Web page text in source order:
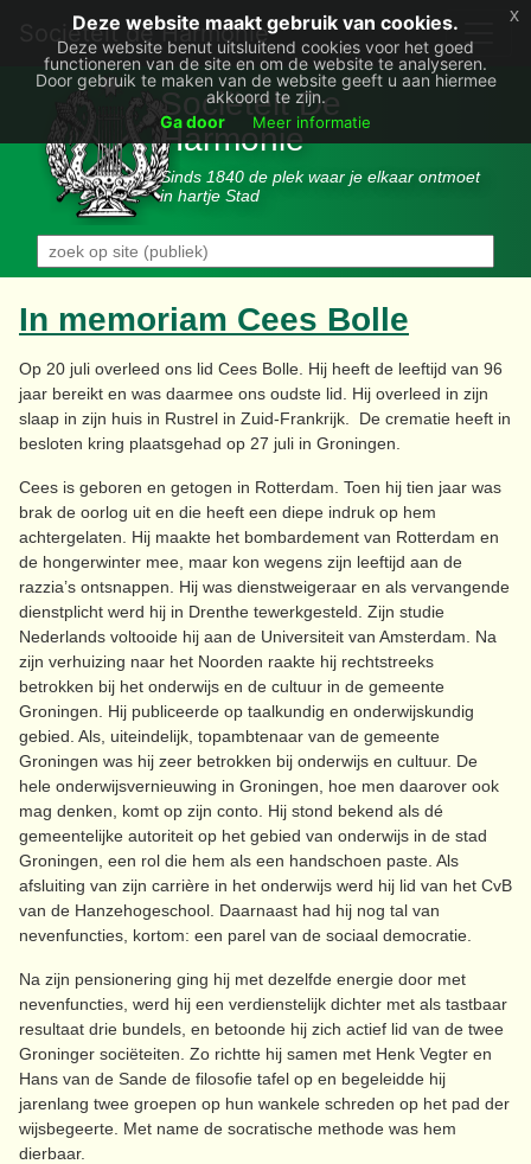
Deze website maakt gebruik van cookies.
Deze website benut uitsluitend cookies voor het goed
functioneren van de site en om de website te analyseren.
Door gebruik te maken van de website geeft u aan hiermee
akkoord te zijn.
Ga door
Meer informatie
x
Societëit de Harmonie
Sociëteit De
Harmonie
Sinds 1840 de plek waar je elkaar ontmoet
in hartje Stad
In memoriam Cees Bolle
Op 20 juli overleed ons lid Cees Bolle. Hij heeft de leeftijd van 96
jaar bereikt en was daarmee ons oudste lid. Hij overleed in zijn
slaap in zijn huis in Rustrel in Zuid-Frankrijk. De crematie heeft in
besloten kring plaatsgehad op 27 juli in Groningen.
Cees is geboren en getogen in Rotterdam. Toen hij tien jaar was
brak de oorlog uit en die heeft een diepe indruk op hem
achtergelaten. Hij maakte het bombardement van Rotterdam en
de hongerwinter mee, maar kon wegens zijn leeftijd aan de
razzia’s ontsnappen. Hij was dienstweigeraar en als vervangende
dienstplicht werd hij in Drenthe tewerkgesteld. Zijn studie
Nederlands voltooide hij aan de Universiteit van Amsterdam. Na
zijn verhuizing naar het Noorden raakte hij rechtstreeks
betrokken bij het onderwijs en de cultuur in de gemeente
Groningen. Hij publiceerde op taalkundig en onderwijskundig
gebied. Als, uiteindelijk, topambtenaar van de gemeente
Groningen was hij zeer betrokken bij onderwijs en cultuur. De
hele onderwijsvernieuwing in Groningen, hoe men daarover ook
mag denken, komt op zijn conto. Hij stond bekend als dé
gemeentelijke autoriteit op het gebied van onderwijs in de stad
Groningen, een rol die hem als een handschoen paste. Als
afsluiting van zijn carrière in het onderwijs werd hij lid van het CvB
van de Hanzehogeschool. Daarnaast had hij nog tal van
nevenfuncties, kortom: een parel van de sociaal democratie.
Na zijn pensionering ging hij met dezelfde energie door met
nevenfuncties, werd hij een verdienstelijk dichter met als tastbaar
resultaat drie bundels, en betoonde hij zich actief lid van de twee
Groninger sociëteiten. Zo richtte hij samen met Henk Vegter en
Hans van de Sande de filosofie tafel op en begeleidde hij
jarenlang twee groepen op hun wankele schreden op het pad der
wijsbegeerte. Met name de socratische methode was hem
dierbaar.